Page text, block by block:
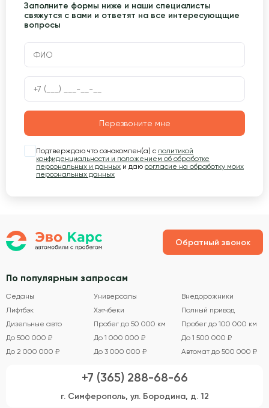
Заполните формы ниже и наши специалисты
свяжутся с вами и ответят на все интересующщие
вопросы
Перезвоните мне
Подтверждаю что ознакомлен(а) с политикой
конфиденциальности и положением об обработке
персональных и данных и даю согласие на обработку моих
персональных данных
Обратный звонок
По популярным запросам
Седаны Универсалы
Внедорожники
Лифтбэк
Хэтчбеки
Полный привод
Дизельные авто
Пробег до 50 000 км
Пробег до 100 000 км
До 500 000 ₽
До 1 000 000 ₽
До 1 500 000 ₽
До 2 000 000 ₽
До 3 000 000 ₽ Автомат до 500 000 ₽
+7 (365) 288-68-66
г. Симферополь, ул. Бородина, д. 12